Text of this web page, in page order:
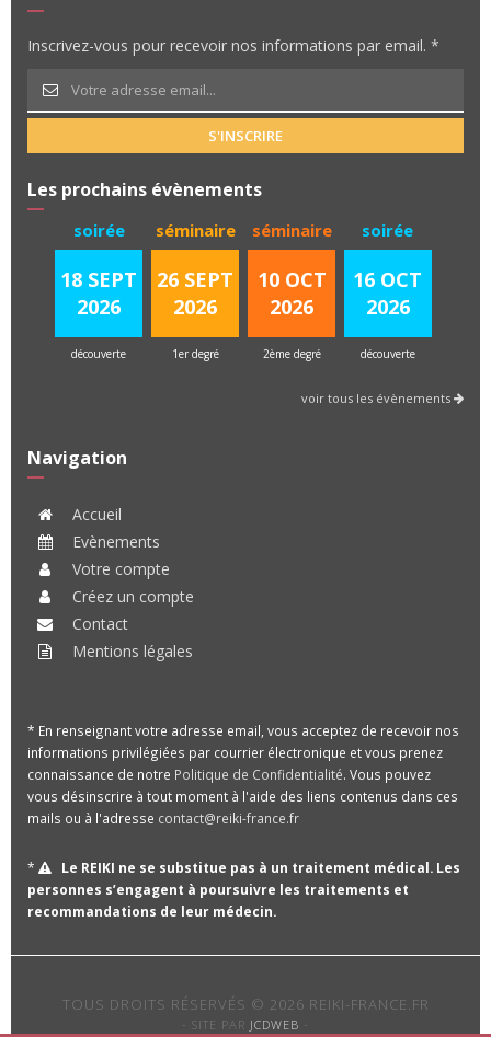
Inscrivez-vous pour recevoir nos informations par email. *
S'INSCRIRE
Les prochains évènements
soirée
18 SEPT
2026
découverte
séminaire
26 SEPT
2026
1er degré
séminaire
10 OCT
2026
2ème degré
soirée
16 OCT
2026
découverte
voir tous les évènements
Navigation
Accueil
Evènements
Votre compte
Créez un compte
Contact
Mentions légales
* En renseignant votre adresse email, vous acceptez de recevoir nos
informations privilégiées par courrier électronique et vous prenez
connaissance de notre Politique de Confidentialité. Vous pouvez
vous désinscrire à tout moment à l'aide des liens contenus dans ces
mails ou à l'adresse contact@reiki-france.fr
*
Le REIKI ne se substitue pas à un traitement médical. Les
personnes s’engagent à poursuivre les traitements et
recommandations de leur médecin.
TOUS DROITS RÉSERVÉS © 2026 REIKI-FRANCE.FR
- SITE PAR JCDWEB -